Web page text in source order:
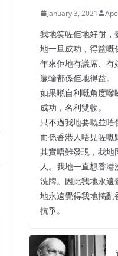
January 3, 2021
我地笑咗佢地好耐，
地一旦成功，得益嘅
年來佢地有議席、有
贏輸都係佢地得益。
如果喺自利嘅角度嚟
成功，名利雙收。
只不過我地要嘅並唔
而係香港人唔見咗嘅
其實唔難發現，我地
人。我地一直想香
洗牌。因此我地永遠
地永遠覺得我地搞亂
抗爭。